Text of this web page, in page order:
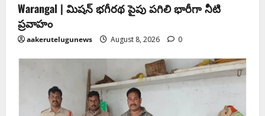
Warangal | మిషన్ భగీరథ పైపు పగిలి భారీగా నీటి
ప్రవాహం
aakerutelugunews August 8, 2026 0